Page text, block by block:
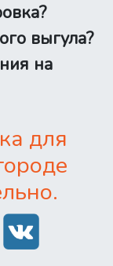
выгула?
на
для